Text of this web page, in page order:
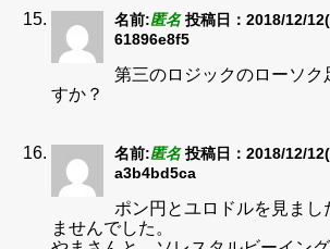
名前:匿名 投稿日：2018/12/
61896e8f5
第三のロジックのローソク
すか？
名前:匿名 投稿日：2018/12/
a3b4bd5ca
ポン円とユロドルを見まし
ませんでした。